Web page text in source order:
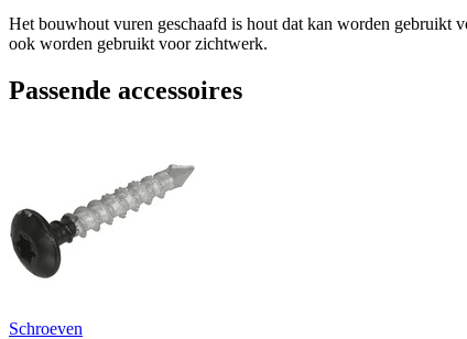
Het bouwhout vuren geschaafd is hout dat kan worden gebruikt
ook worden gebruikt voor zichtwerk.
Passende accessoires
Schroeven